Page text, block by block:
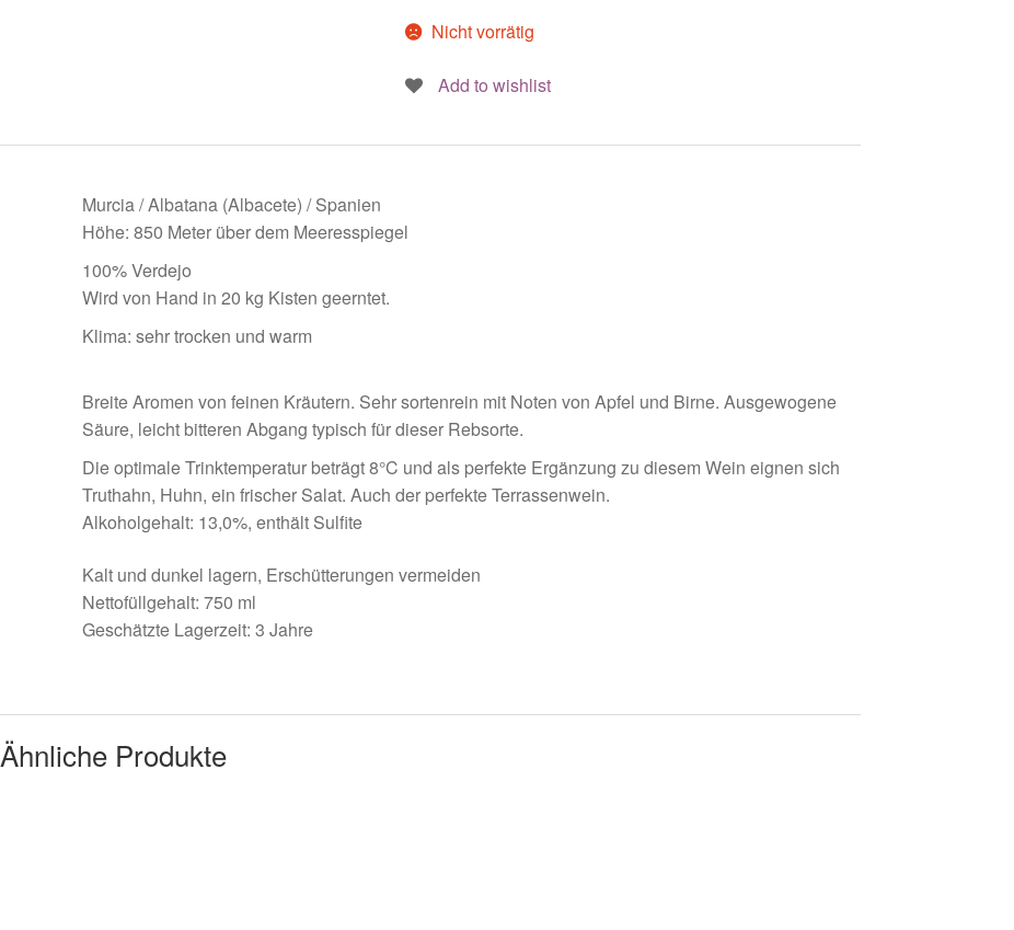
Nicht vorrätig
Add to wishlist
Murcia / Albatana (Albacete) / Spanien
Höhe: 850 Meter über dem Meeresspiegel
100% Verdejo
Wird von Hand in 20 kg Kisten geerntet.
Klima: sehr trocken und warm
Breite Aromen von feinen Kräutern. Sehr sortenrein mit Noten von Apfel und Birne. Ausgewogene
Säure, leicht bitteren Abgang typisch für dieser Rebsorte.
Die optimale Trinktemperatur beträgt 8°C und als perfekte Ergänzung zu diesem Wein eignen sich
Truthahn, Huhn, ein frischer Salat. Auch der perfekte Terrassenwein.
Alkoholgehalt: 13,0%, enthält Sulfite
Kalt und dunkel lagern, Erschütterungen vermeiden
Nettofüllgehalt: 750 ml
Geschätzte Lagerzeit: 3 Jahre
Ähnliche Produkte